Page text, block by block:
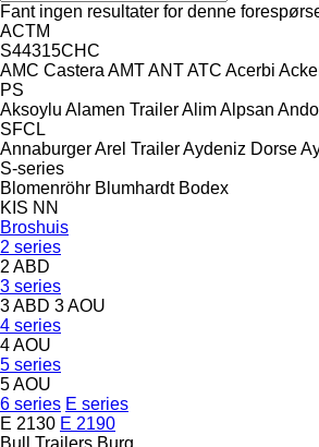
Fant ingen resultater for denne
ACTM
S44315CHC
AMC Castera AMTANTATC Acerbi
PS
Aksoylu Alamen TrailerAlimAlpsan
SFCL
AnnaburgerArel TrailerAydeniz Dorse
S-series
Blomenröhr Blumhardt Bodex
KIS NN
Broshuis
2 series
2 ABD
3 series
3 ABD 3 AOU
4 series
4 AOU
5 series
5 AOU
6 series E series
E 2130 E 2190
Bull Trailers Burg